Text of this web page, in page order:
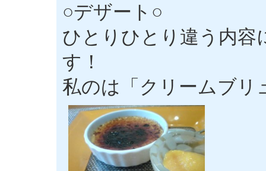
○デザート○
ひとりひとり違う内
す！
私のは「クリームブリ